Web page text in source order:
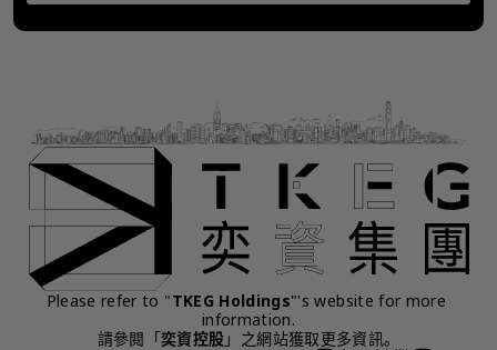
Please refer to "TKEG Holdings"'s website for more
information.
請參閱「奕資控股 」之網站獲取更多資訊。